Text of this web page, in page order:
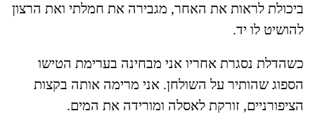
ביכולת לראות את האחר, מגבירה את חמלתי ואת הרצון
להושיט לו יד.
כשהדלת נסגרת אחריו אני מבחינה בערימת הטישו
הספוג שהותיר על השולחן. אני מרימה אותה בקצות
הציפורניים, זורקת לאסלה ומורידה את המים.